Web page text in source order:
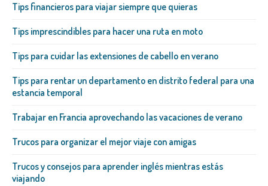
Tips financieros para viajar siempre que quieras
Tips imprescindibles para hacer una ruta en moto
Tips para cuidar las extensiones de cabello en verano
Tips para rentar un departamento en distrito federal para una
estancia temporal
Trabajar en Francia aprovechando las vacaciones de verano
Trucos para organizar el mejor viaje con amigas
Trucos y consejos para aprender inglés mientras estás
viajando